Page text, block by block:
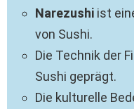
Narezushi ist
von Sushi.
Die Technik der
Sushi geprägt.
Die kulturelle